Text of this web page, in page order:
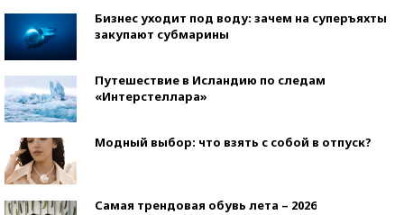
Бизнес уходит под воду: зачем на суперъяхты
закупают субмарины
Путешествие в Исландию по следам
«Интерстеллара»
Модный выбор: что взять с собой в отпуск?
Самая трендовая обувь лета – 2026